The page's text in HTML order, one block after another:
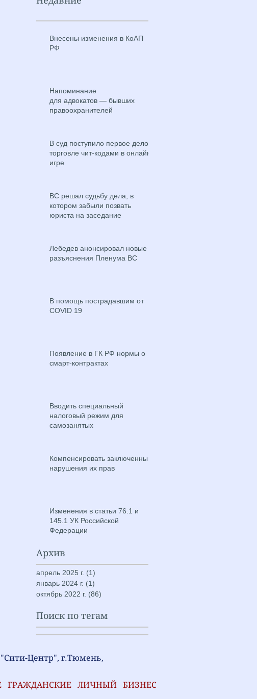
Внесены изменения в КоАП
РФ
Напоминание
для адвокатов — бывших
правоохранителей
В суд поступило первое дело о
торговле чит-кодами в онлайн-
игре
ВС решал судьбу дела, в
котором забыли позвать
юриста на заседание
Лебедев анонсировал новые
разъяснения Пленума ВС
В помощь пострадавшим от
COVID 19
Появление в ГК РФ нормы о
смарт-контрактах
Вводить специальный
налоговый режим для
самозанятых
Компенсировать заключенным
нарушения их прав
Изменения в статьи 76.1 и
145.1 УК Российской
Федерации
Архив
апрель 2025 г. (1)
январь 2024 г. (1)
октябрь 2022 г. (86)
Поиск по тегам
"Сити-Центр", г.Тюмень,
ГРАЖДАНСКИЕ ЛИЧНЫЙ БИЗНЕС